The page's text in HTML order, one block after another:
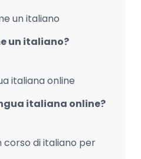
un italiano?
italiana online?